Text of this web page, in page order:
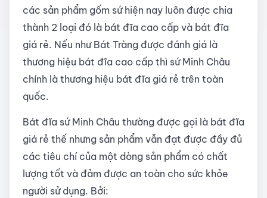
các sản phẩm gốm sứ hiện nay luôn được chia
thành 2 loại đó là bát đĩa cao cấp và bát đĩa
giá rẻ. Nếu như Bát Tràng được đánh giá là
thương hiệu bát đĩa cao cấp thì sứ Minh Châu
chính là thương hiệu bát đĩa giá rẻ trên toàn
quốc.
Bát đĩa sứ Minh Châu thường được gọi là bát đĩa
giá rẻ thế nhưng sản phẩm vẫn đạt được đầy đủ
các tiêu chí của một dòng sản phẩm có chất
lượng tốt và đảm được an toàn cho sức khỏe
người sử dụng. Bởi: